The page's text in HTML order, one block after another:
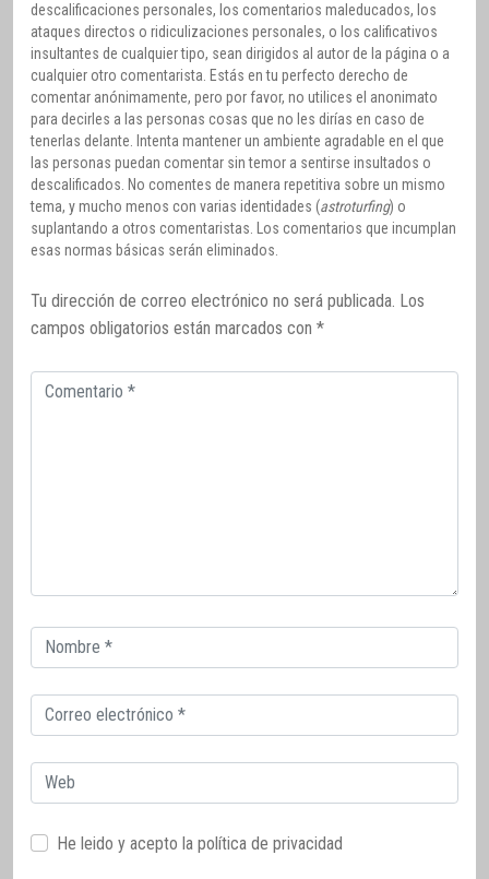
descalificaciones personales, los comentarios maleducados, los
ataques directos o ridiculizaciones personales, o los calificativos
insultantes de cualquier tipo, sean dirigidos al autor de la página o a
cualquier otro comentarista. Estás en tu perfecto derecho de
comentar anónimamente, pero por favor, no utilices el anonimato
para decirles a las personas cosas que no les dirías en caso de
tenerlas delante. Intenta mantener un ambiente agradable en el que
las personas puedan comentar sin temor a sentirse insultados o
descalificados. No comentes de manera repetitiva sobre un mismo
tema, y mucho menos con varias identidades (astroturfing) o
suplantando a otros comentaristas. Los comentarios que incumplan
esas normas básicas serán eliminados.
Tu dirección de correo electrónico no será publicada. Los
campos obligatorios están marcados con *
Comentario
Correo
electrónico
Correo
electrónico
Web
He leido y acepto la política de privacidad